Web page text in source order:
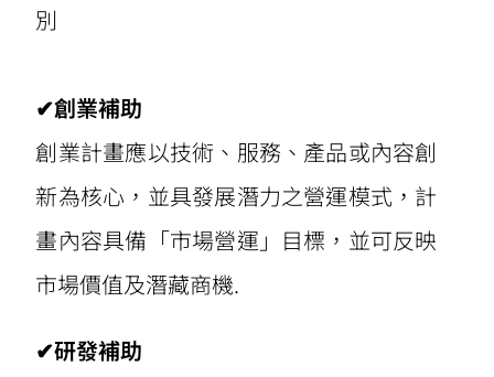
別
✔創業補助
創業計畫應以技術、服務、產品或內容創
新為核心，並具發展潛力之營運模式，計
畫內容具備「市場營運」目標，並可反映
市場價值及潛藏商機.
✔研發補助